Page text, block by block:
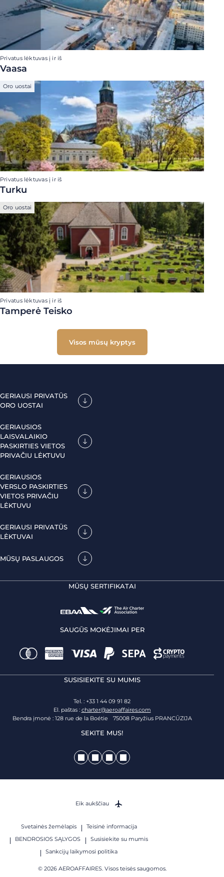
Privatus lėktuvas į ir iš
Vaasa
Oro uostai
Privatus lėktuvas į ir iš
Turku
Oro uostai
Privatus lėktuvas į ir iš
Tamperė Teisko
Visos mūsų kryptys
GERIAUSI PRIVATŪS
ORO UOSTAI
GERIAUSIOS
LAISVALAIKIO
PASKIRTIES VIETOS
PRIVAČIU LĖKTUVU
GERIAUSIOS
VERSLO PASKIRTIES
VIETOS PRIVAČIU
LĖKTUVU
GERIAUSI PRIVATŪS
LĖKTUVAI
MŪSŲ PASLAUGOS
MŪSŲ SERTIFIKATAI
SAUGŪS MOKĖJIMAI PER
SUSISIEKITE SU MUMIS
Tel. : +33 1 44 09 91 82
El. paštas : charter@aeroaffaires.com
Bendra įmonė : 128 rue de la Boétie 75008 Paryžius PRANCŪZIJA
SEKITE MUS!
Svetainės žemėlapis
Teisinė informacija
BENDROSIOS SĄLYGOS
Susisiekite su mumis
Sankcijų laikymosi politika
© 2026 AEROAFFAIRES. Visos teisės saugomos.
Eik aukščiau